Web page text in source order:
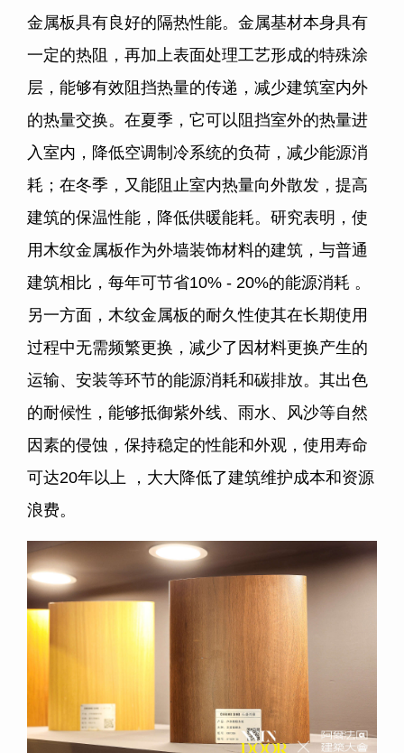
金属板具有良好的隔热性能。金属基材本身具有
一定的热阻，再加上表面处理工艺形成的特殊涂
层，能够有效阻挡热量的传递，减少建筑室内外
的热量交换。在夏季，它可以阻挡室外的热量进
入室内，降低空调制冷系统的负荷，减少能源消
耗；在冬季，又能阻止室内热量向外散发，提高
建筑的保温性能，降低供暖能耗。研究表明，使
用木纹金属板作为外墙装饰材料的建筑，与普通
建筑相比，每年可节省10% - 20%的能源消耗 。
另一方面，木纹金属板的耐久性使其在长期使用
过程中无需频繁更换，减少了因材料更换产生的
运输、安装等环节的能源消耗和碳排放。其出色
的耐候性，能够抵御紫外线、雨水、风沙等自然
因素的侵蚀，保持稳定的性能和外观，使用寿命
可达20年以上 ，大大降低了建筑维护成本和资源
浪费。